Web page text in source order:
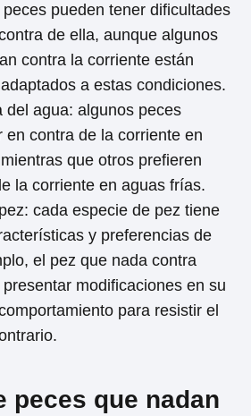
pueden tener dificultades
de ella, aunque algunos
contra la corriente están
a estas condiciones.
del agua: algunos peces
en contra de la corriente en
que otros prefieren
la corriente en aguas frías.
cada especie de pez tiene
y preferencias de
el pez que nada contra
modificaciones en su
para resistir el
peces que nadan